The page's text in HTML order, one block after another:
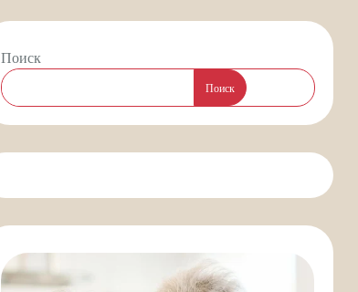
Поиск
Поиск